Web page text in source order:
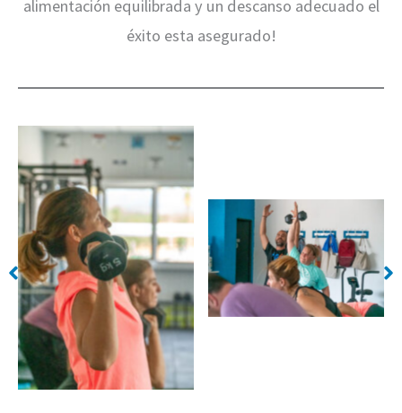
alimentación equilibrada y un descanso adecuado el
éxito esta asegurado!
Sin leyenda Sin leyenda